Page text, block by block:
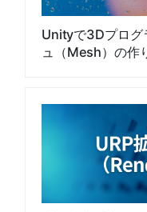
Unityで3Dプログ
ュ（Mesh）の作